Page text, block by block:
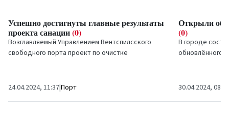
Успешно достигнуты главные результаты
проекта санации(0)
Возглавляемый Управлением Вентспилсского
свободного порта проект по очистке
24.04.2024, 11:37|Порт
Открыли
(0)
В городе
обновлённого
30.04.2024, 08:51